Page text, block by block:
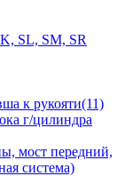
SL, SM, SR
к рукояти(11)
г/цилиндра
мост передний,
система)